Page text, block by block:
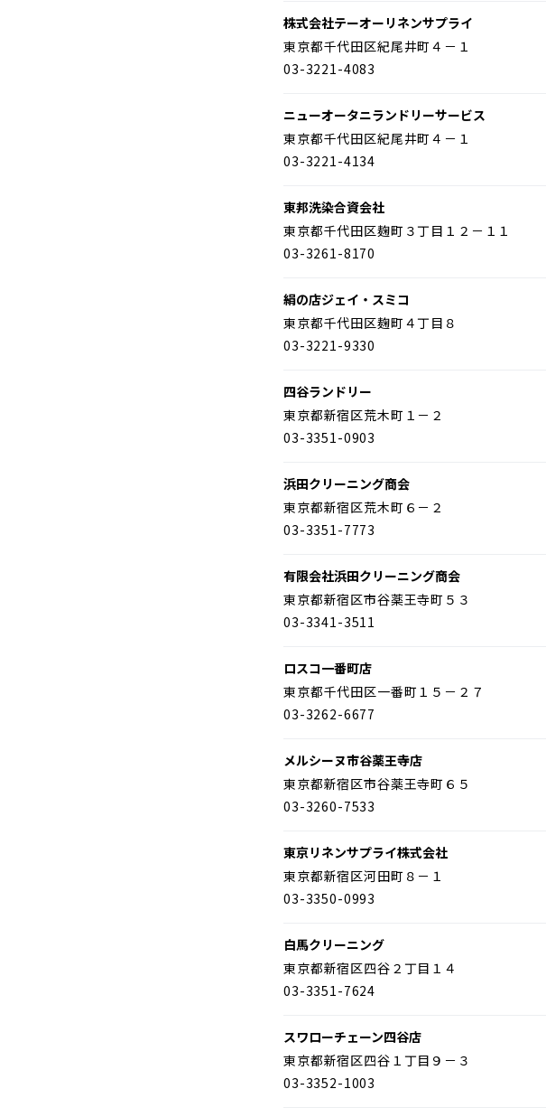
株式会社テーオーリネンサプライ
東京都千代田区紀尾井町４－１
03-3221-4083
ニューオータニランドリーサービス
東京都千代田区紀尾井町４－１
03-3221-4134
東邦洗染合資会社
東京都千代田区麹町３丁目１２－１１
03-3261-8170
絹の店ジェイ・スミコ
東京都千代田区麹町４丁目８
03-3221-9330
四谷ランドリー
東京都新宿区荒木町１－２
03-3351-0903
浜田クリーニング商会
東京都新宿区荒木町６－２
03-3351-7773
有限会社浜田クリーニング商会
東京都新宿区市谷薬王寺町５３
03-3341-3511
ロスコ一番町店
東京都千代田区一番町１５－２７
03-3262-6677
メルシーヌ市谷薬王寺店
東京都新宿区市谷薬王寺町６５
03-3260-7533
東京リネンサプライ株式会社
東京都新宿区河田町８－１
03-3350-0993
白馬クリーニング
東京都新宿区四谷２丁目１４
03-3351-7624
スワローチェーン四谷店
東京都新宿区四谷１丁目９－３
03-3352-1003